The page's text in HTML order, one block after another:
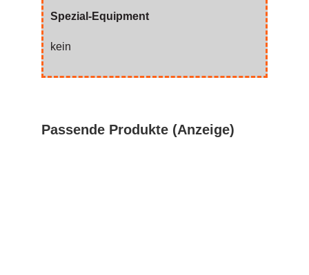
Spezial-Equipment
kein
Passende Produkte (Anzeige)